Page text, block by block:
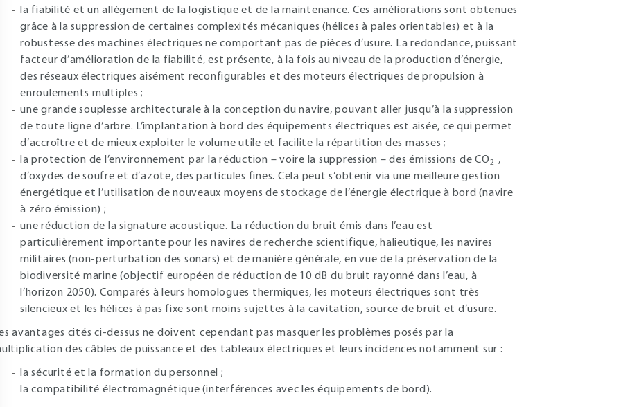
la fiabilité et un allègement de la logistique et de la maintenance. Ces améliorations sont obtenues
grâce à la suppression de certaines complexités mécaniques (hélices à pales orientables) et à la
robustesse des machines électriques ne comportant pas de pièces d’usure. La redondance, puissant
facteur d’amélioration de la fiabilité, est présente, à la fois au niveau de la production d’énergie,
des réseaux électriques aisément reconfigurables et des moteurs électriques de propulsion à
enroulements multiples ;
une grande souplesse architecturale à la conception du navire, pouvant aller jusqu’à la suppression
de toute ligne d’arbre. L’implantation à bord des équipements électriques est aisée, ce qui permet
d’accroître et de mieux exploiter le volume utile et facilite la répartition des masses ;
la protection de l’environnement par la réduction – voire la suppression – des émissions de CO2
,
d’oxydes de soufre et d’azote, des particules fines. Cela peut s’obtenir via une meilleure gestion
énergétique et l’utilisation de nouveaux moyens de stockage de l’énergie électrique à bord (navire
à zéro émission) ;
une réduction de la signature acoustique. La réduction du bruit émis dans l’eau est
particulièrement importante pour les navires de recherche scientifique, halieutique, les navires
militaires (non-perturbation des sonars) et de manière générale, en vue de la préservation de la
biodiversité marine (objectif européen de réduction de 10 dB du bruit rayonné dans l’eau, à
l’horizon 2050). Comparés à leurs homologues thermiques, les moteurs électriques sont très
silencieux et les hélices à pas fixe sont moins sujettes à la cavitation, source de bruit et d’usure.
avantages cités ci-dessus ne doivent cependant pas masquer les problèmes posés par la
des câbles de puissance et des tableaux électriques et leurs incidences notamment sur :
la sécurité et la formation du personnel ;
la compatibilité électromagnétique (interférences avec les équipements de bord).